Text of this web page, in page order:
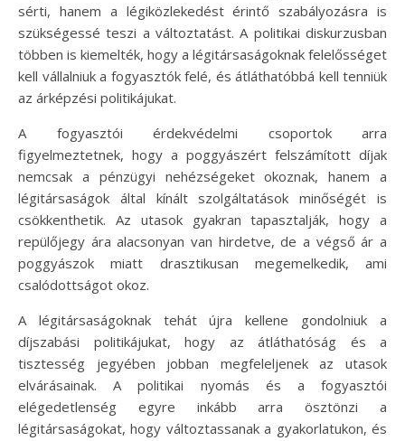
sérti, hanem a légiközlekedést érintő szabályozásra is
szükségessé teszi a változtatást. A politikai diskurzusban
többen is kiemelték, hogy a légitársaságoknak felelősséget
kell vállalniuk a fogyasztók felé, és átláthatóbbá kell tenniük
az árképzési politikájukat.
A fogyasztói érdekvédelmi csoportok arra
figyelmeztetnek, hogy a poggyászért felszámított díjak
nemcsak a pénzügyi nehézségeket okoznak, hanem a
légitársaságok által kínált szolgáltatások minőségét is
csökkenthetik. Az utasok gyakran tapasztalják, hogy a
repülőjegy ára alacsonyan van hirdetve, de a végső ár a
poggyászok miatt drasztikusan megemelkedik, ami
csalódottságot okoz.
A légitársaságoknak tehát újra kellene gondolniuk a
díjszabási politikájukat, hogy az átláthatóság és a
tisztesség jegyében jobban megfeleljenek az utasok
elvárásainak. A politikai nyomás és a fogyasztói
elégedetlenség egyre inkább arra ösztönzi a
légitársaságokat, hogy változtassanak a gyakorlatukon, és